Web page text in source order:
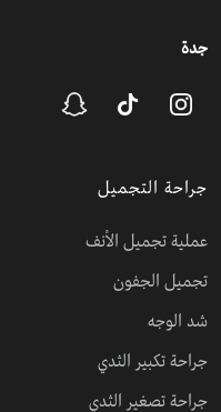
جدة
جراحة التجميل
عملية تجميل الأنف
تجميل الجفون
شد الوجه
جراحة تكبير الثدي
جراحة تصغير الثدي